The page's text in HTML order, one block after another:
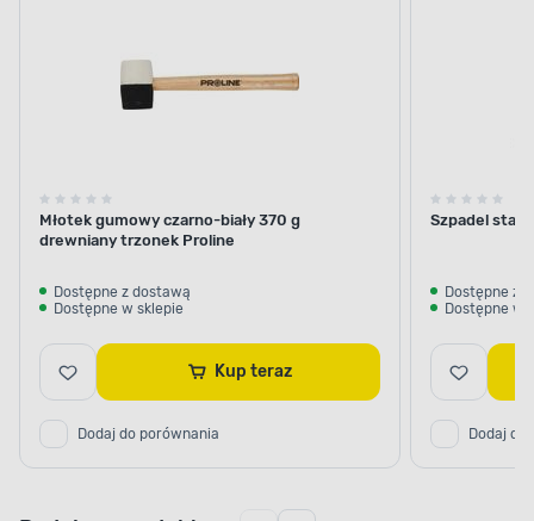
Młotek gumowy czarno-biały 370 g
drewniany trzonek Proline
Dostępne z dostawą
Dostępne w sklepie
Kup teraz
Dodaj do porównania
Szpadel
Dostępne z
Dostępne w
Dodaj do